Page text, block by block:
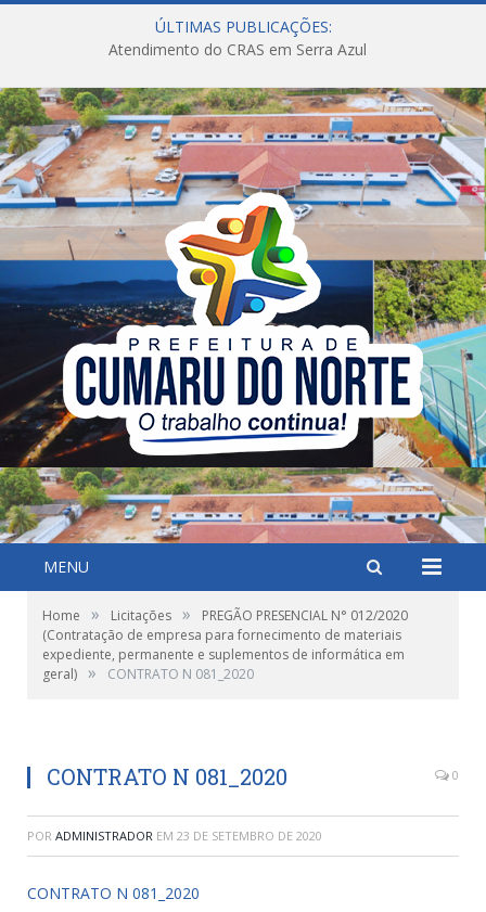
ÚLTIMAS PUBLICAÇÕES:
Atendimento do CRAS em Serra Azul
MENU
Home » Licitações »
PREGÃO PRESENCIAL N° 012/2020
(Contratação de empresa para fornecimento de materiais
expediente, permanente e suplementos de informática em
geral) » CONTRATO N 081_2020
CONTRATO N 081_2020 0
POR ADMINISTRADOR EM 23 DE SETEMBRO DE 2020
CONTRATO N 081_2020